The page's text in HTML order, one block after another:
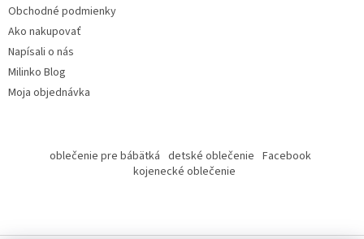
Obchodné podmienky
Ako nakupovať
Napísali o nás
Milinko Blog
Moja objednávka
oblečenie pre bábätká detské oblečenie Facebook
kojenecké oblečenie